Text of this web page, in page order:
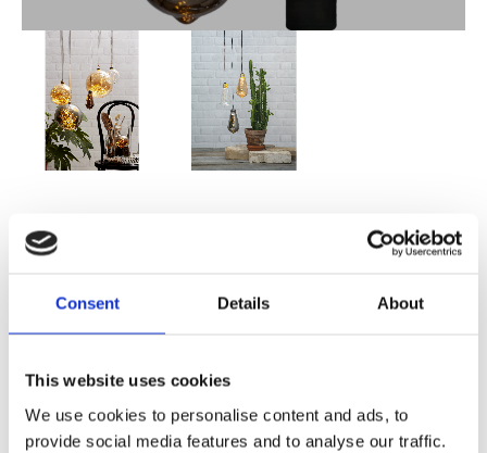
Consent Details About
This website uses cookies
We use cookies to personalise content and ads, to
provide social media features and to analyse our traffic.
69,00
Lägg till i favoriter